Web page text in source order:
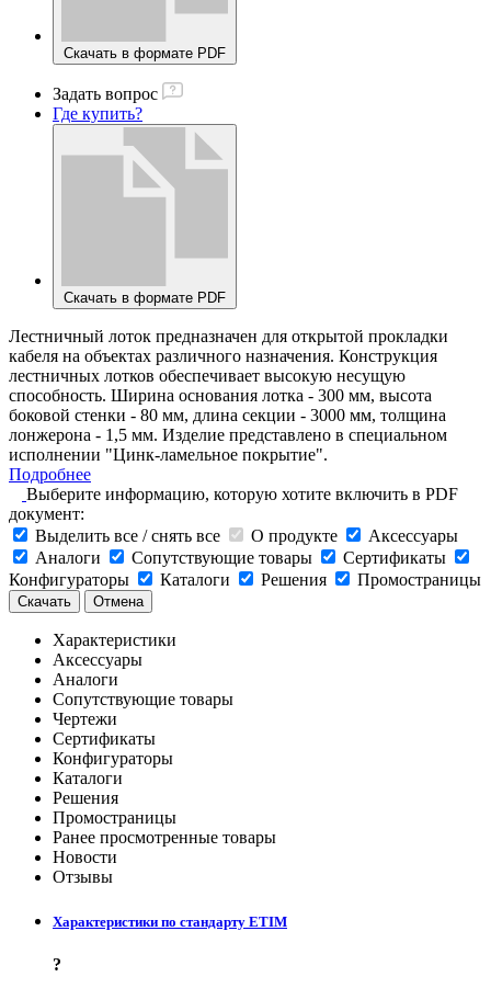
Скачать в формате PDF
Задать вопрос
Где купить?
Скачать в формате PDF
Лестничный лоток предназначен для открытой прокладки
кабеля на объектах различного назначения. Конструкция
лестничных лотков обеспечивает высокую несущую
способность. Ширина основания лотка - 300 мм, высота
боковой стенки - 80 мм, длина секции - 3000 мм, толщина
лонжерона - 1,5 мм. Изделие представлено в специальном
исполнении "Цинк-ламельное покрытие".
Подробнее
Выберите информацию, которую хотите включить в PDF
документ:
Выделить все / снять все
О продукте
Аксессуары
Аналоги
Сопутствующие товары
Сертификаты
Конфигураторы
Каталоги Решения Промостраницы
Скачать Отмена
Характеристики
Аксессуары
Аналоги
Сопутствующие товары
Чертежи
Сертификаты
Конфигураторы
Каталоги
Решения
Промостраницы
Ранее просмотренные товары
Новости
Отзывы
Характеристики по стандарту ETIM
?